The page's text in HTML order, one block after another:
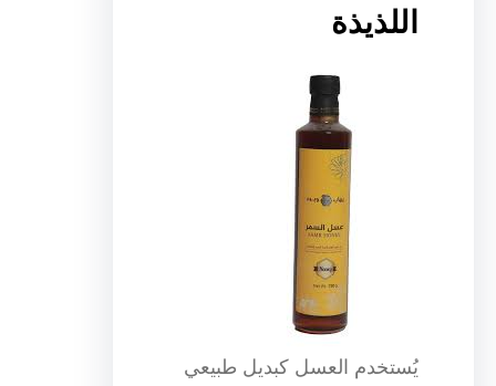
اللذيذة
يُستخدم العسل كبديل طبيعي